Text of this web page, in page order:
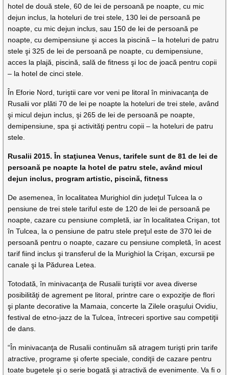
hotel de două stele, 60 de lei de persoană pe noapte, cu mic
dejun inclus, la hoteluri de trei stele, 130 lei de persoană pe
noapte, cu mic dejun inclus, sau 150 de lei de persoană pe
noapte, cu demipensiune şi acces la piscină – la hoteluri de patru
stele şi 325 de lei de persoană pe noapte, cu demipensiune,
acces la plajă, piscină, sală de fitness şi loc de joacă pentru copii
– la hotel de cinci stele.
În Eforie Nord, turiştii care vor veni pe litoral în minivacanţa de
Rusalii vor plăti 70 de lei pe noapte la hoteluri de trei stele, având
şi micul dejun inclus, şi 265 de lei de persoană pe noapte,
demipensiune, spa şi activităţi pentru copii – la hoteluri de patru
stele.
Rusalii 2015. În staţiunea Venus, tarifele sunt de 81 de lei de
persoană pe noapte la hotel de patru stele, având micul
dejun inclus, program artistic, piscină, fitness
De asemenea, în localitatea Murighiol din judeţul Tulcea la o
pensiune de trei stele tariful este de 120 de lei de persoană pe
noapte, cazare cu pensiune completă, iar în localitatea Crişan, tot
în Tulcea, la o pensiune de patru stele preţul este de 370 lei de
persoană pentru o noapte, cazare cu pensiune completă, în acest
tarif fiind inclus şi transferul de la Murighiol la Crişan, excursii pe
canale şi la Pădurea Letea.
Totodată, în minivacanţa de Rusalii turiştii vor avea diverse
posibilităţi de agrement pe litoral, printre care o expoziţie de flori
şi plante decorative la Mamaia, concerte la Zilele oraşului Ovidiu,
festival de etno-jazz de la Tulcea, întreceri sportive sau competiţii
de dans.
“În minivacanţa de Rusalii continuăm să atragem turişti prin tarife
atractive, programe şi oferte speciale, condiţii de cazare pentru
toate bugetele şi o serie bogată şi atractivă de evenimente. Va fi o